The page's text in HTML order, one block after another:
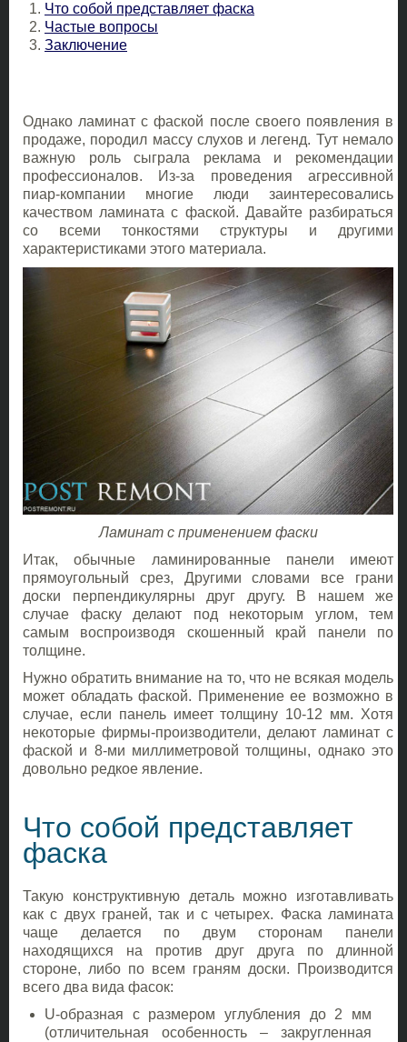
Что собой представляет фаска
Частые вопросы
Заключение
Однако ламинат с фаской после своего появления в
продаже, породил массу слухов и легенд. Тут немало
важную роль сыграла реклама и рекомендации
профессионалов. Из-за проведения агрессивной
пиар-компании многие люди заинтересовались
качеством ламината с фаской. Давайте разбираться
со всеми тонкостями структуры и другими
характеристиками этого материала.
Ламинат с применением фаски
Итак, обычные ламинированные панели имеют
прямоугольный срез, Другими словами все грани
доски перпендикулярны друг другу. В нашем же
случае фаску делают под некоторым углом, тем
самым воспроизводя скошенный край панели по
толщине.
Нужно обратить внимание на то, что не всякая модель
может обладать фаской. Применение ее возможно в
случае, если панель имеет толщину 10-12 мм. Хотя
некоторые фирмы-производители, делают ламинат с
фаской и 8-ми миллиметровой толщины, однако это
довольно редкое явление.
Что собой представляет
фаска
Такую конструктивную деталь можно изготавливать
как с двух граней, так и с четырех. Фаска ламината
чаще делается по двум сторонам панели
находящихся на против друг друга по длинной
стороне, либо по всем граням доски. Производится
всего два вида фасок:
U-образная с размером углубления до 2 мм
(отличительная особенность – закругленная